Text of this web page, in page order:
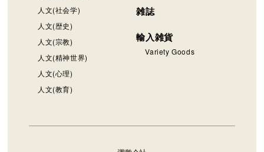
人文(社会学)
人文(歴史)
人文(宗教)
人文(精神世界)
人文(心理)
人文(教育)
雑誌
輸入雑貨
Variety Goods